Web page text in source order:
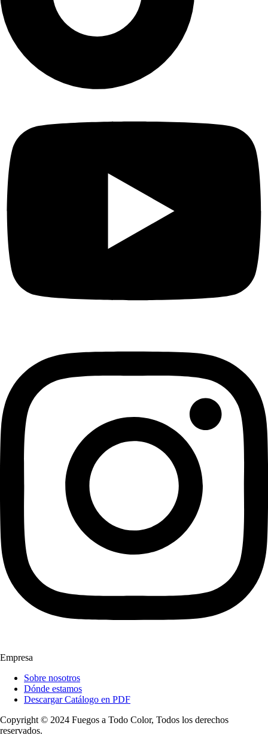
Empresa
Sobre nosotros
Dónde estamos
Descargar Catálogo en PDF
Copyright © 2024 Fuegos a Todo Color, Todos los derechos
reservados.